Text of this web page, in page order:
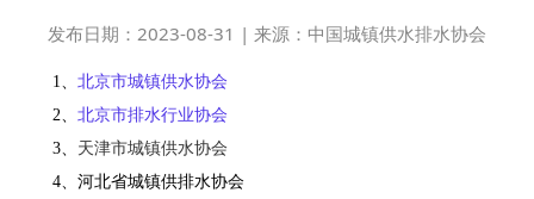
发布日期： 2023-08-31 | 来源：中国城镇供水排水协会
1、 北京市城镇供水协会
2、 北京市排水行业协会
3、 天津市城镇供水协会
4、河北省城镇供排水协会